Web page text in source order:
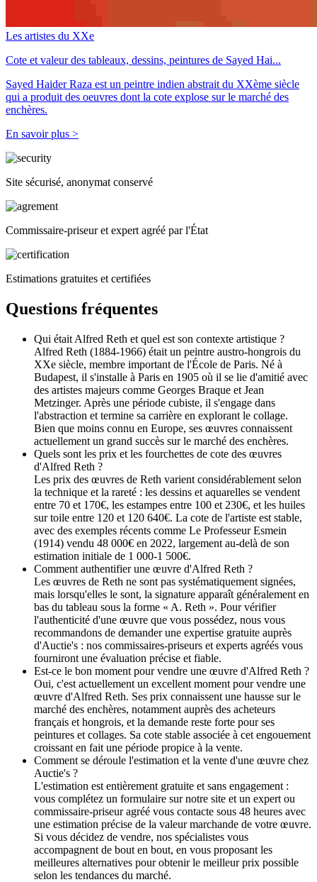
Les artistes du XXe
Cote et valeur des tableaux, dessins, peintures de Sayed Hai...
Sayed Haider Raza est un peintre indien abstrait du XXème siècle
qui a produit des oeuvres dont la cote explose sur le marché des
enchères.
En savoir plus >
Site sécurisé, anonymat conservé
Commissaire-priseur et expert agréé par l'État
Estimations gratuites et certifiées
Questions fréquentes
Qui était Alfred Reth et quel est son contexte artistique ?
Alfred Reth (1884-1966) était un peintre austro-hongrois du
XXe siècle, membre important de l'École de Paris. Né à
Budapest, il s'installe à Paris en 1905 où il se lie d'amitié avec
des artistes majeurs comme Georges Braque et Jean
Metzinger. Après une période cubiste, il s'engage dans
l'abstraction et termine sa carrière en explorant le collage.
Bien que moins connu en Europe, ses œuvres connaissent
actuellement un grand succès sur le marché des enchères.
Quels sont les prix et les fourchettes de cote des œuvres
d'Alfred Reth ?
Les prix des œuvres de Reth varient considérablement selon
la technique et la rareté : les dessins et aquarelles se vendent
entre 70 et 170€, les estampes entre 100 et 230€, et les huiles
sur toile entre 120 et 120 640€. La cote de l'artiste est stable,
avec des exemples récents comme Le Professeur Esmein
(1914) vendu 48 000€ en 2022, largement au-delà de son
estimation initiale de 1 000-1 500€.
Comment authentifier une œuvre d'Alfred Reth ?
Les œuvres de Reth ne sont pas systématiquement signées,
mais lorsqu'elles le sont, la signature apparaît généralement en
bas du tableau sous la forme « A. Reth ». Pour vérifier
l'authenticité d'une œuvre que vous possédez, nous vous
recommandons de demander une expertise gratuite auprès
d'Auctie's : nos commissaires-priseurs et experts agréés vous
fourniront une évaluation précise et fiable.
Est-ce le bon moment pour vendre une œuvre d'Alfred Reth ?
Oui, c'est actuellement un excellent moment pour vendre une
œuvre d'Alfred Reth. Ses prix connaissent une hausse sur le
marché des enchères, notamment auprès des acheteurs
français et hongrois, et la demande reste forte pour ses
peintures et collages. Sa cote stable associée à cet engouement
croissant en fait une période propice à la vente.
Comment se déroule l'estimation et la vente d'une œuvre chez
Auctie's ?
L'estimation est entièrement gratuite et sans engagement :
vous complétez un formulaire sur notre site et un expert ou
commissaire-priseur agréé vous contacte sous 48 heures avec
une estimation précise de la valeur marchande de votre œuvre.
Si vous décidez de vendre, nos spécialistes vous
accompagnent de bout en bout, en vous proposant les
meilleures alternatives pour obtenir le meilleur prix possible
selon les tendances du marché.